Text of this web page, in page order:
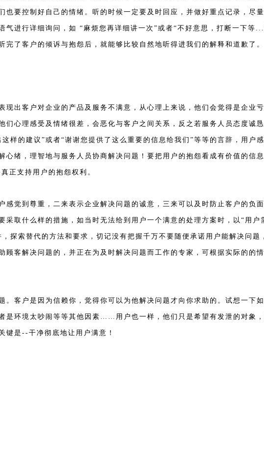
也要控制好自己的情绪。听的时候一定要及时回应，并做好重点记录，尽
气进行详细询问，如 “麻烦您再详细讲一次”或者“不好意思，打断一下等
了客户的倾诉与抱怨后，就能够比较自然地听得进我们的解释和道歉了。
现出客户对企业的产品及服务不满意，从心理上来说，他们会觉得是企业
们心理感受及情绪很差，会恶化与客户之间关系，反之若服务人员态度诚
样的建议”或者“谢谢您提供了这么重要的信息给我们”等等的言辞，用户
心绪，理智地与服务人员协商解决问题！要把用户的抱怨看成有价值的信
正支持用户的抱怨权利。
感觉到尊重，二来表示企业解决问题的诚意，三来可以及时防止客户的负
取什么样的措施，如当时无法给到用户一个满意的处理方案时，以“用户
探索替代的方法和要求，切记没有把握千万不要随便承诺用户能解决问题
客解决问题的，并正在为及时解决问题而工作的专家，可根据实际的的
。客户是因为信赖你，觉得你可以为他解决问题才向你求助的。试想一下
是环境太吵闹等等其他因素……用户也一样，他们只是希望有发泄的对象
键是--干净彻底地让用户满意！